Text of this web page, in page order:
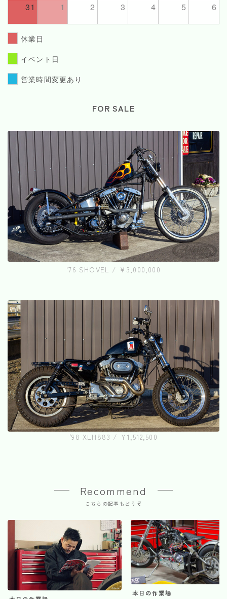
31 1 2 3 4 5 6
休業日
イベント日
営業時間変更あり
FOR SALE
'76 SHOVEL / ¥3,000,000
'98 XLH883 / ¥1,512,500
Recommend
こちらの記事もどうぞ
本日の作業場